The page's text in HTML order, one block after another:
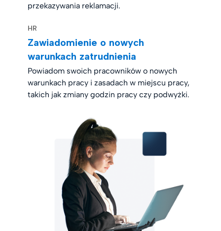
przekazywania reklamacji.
HR
Zawiadomienie o nowych
warunkach zatrudnienia
Powiadom swoich pracowników o nowych
warunkach pracy i zasadach w miejscu pracy,
takich jak zmiany godzin pracy czy podwyżki.